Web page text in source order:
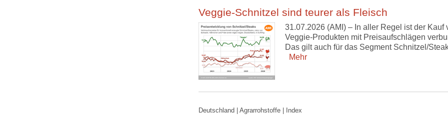
Veggie-Schnitzel sind teurer als Fleisch
31.07.2026 (AMI) – In aller Regel ist der Kauf
Veggie-Produkten mit Preisaufschlägen
Das gilt auch für das Segment Schnitzel/
Mehr
Deutschland | Agrarrohstoffe | Index